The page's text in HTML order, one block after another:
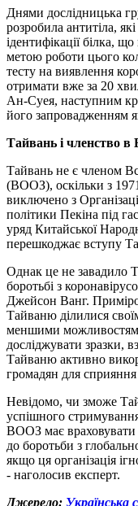
Днями дослідницька
розробила антитіла,
ідентифікації білка,
метою роботи цього
тесту на виявлення
отримати вже за 20
Ан-Суея, наступним
його запровадженням
Тайвань і членство
Тайвань не є членом
(ВООЗ), оскільки з
виключено з
політики Пекіна під
уряд Китайської
перешкоджає вступу
Однак це не завадило
боротьбі з
Джейсон Ванг.
Тайваню ділилися
меншими
досліджувати зразки,
Тайваню активно
громадян для
Невідомо, чи зможе
успішного
ВООЗ має
до боротьби з
якщо ця організація
- наголосив експерт.
Джерело: Українська